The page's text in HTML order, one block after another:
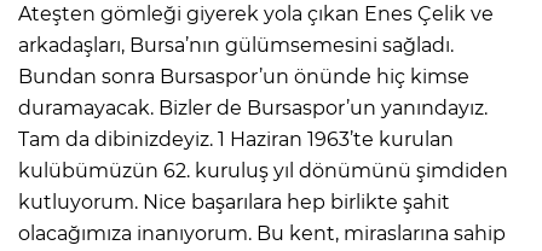
Ateşten gömleği giyerek yola çıkan Enes Çelik ve
arkadaşları, Bursa’nın gülümsemesini sağladı.
Bundan sonra Bursaspor’un önünde hiç kimse
duramayacak. Bizler de Bursaspor’un yanındayız.
Tam da dibinizdeyiz. 1 Haziran 1963’te kurulan
kulübümüzün 62. kuruluş yıl dönümünü şimdiden
kutluyorum. Nice başarılara hep birlikte şahit
olacağımıza inanıyorum. Bu kent, miraslarına sahip